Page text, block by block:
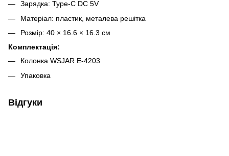
Зарядка: Type-C DC 5V
Матеріал: пластик, металева решітка
Розмір: 40 × 16.6 × 16.3 см
Комплектація:
Колонка WSJAR E-4203
Упаковка
Відгуки